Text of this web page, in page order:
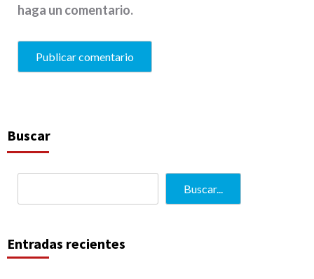
haga un comentario.
Buscar
Buscar...
Entradas recientes